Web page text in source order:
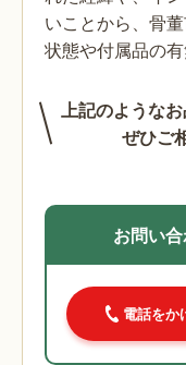
いことから、骨
状態や付属品の
上記のようなお
ぜひご
お問い
電話をか